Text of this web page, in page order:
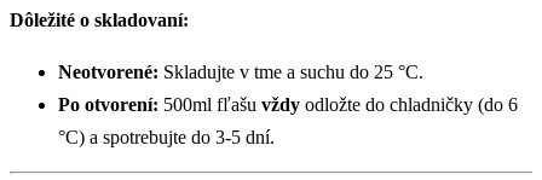
Dôležité o skladovaní:
Neotvorené: Skladujte v tme a suchu do 25 °C.
Po otvorení: 500ml fľašu vždy odložte do chladničky (do 6
°C) a spotrebujte do 3-5 dní.